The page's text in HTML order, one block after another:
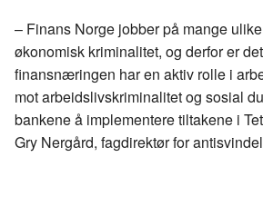
– Finans Norge jobber på mange
økonomisk kriminalitet, og derfor er
finansnæringen har en aktiv rolle i
motarbeidslivskriminalitetog sosial
bankene å implementere tiltakene i
Gry Nergård, fagdirektør forantisvindel